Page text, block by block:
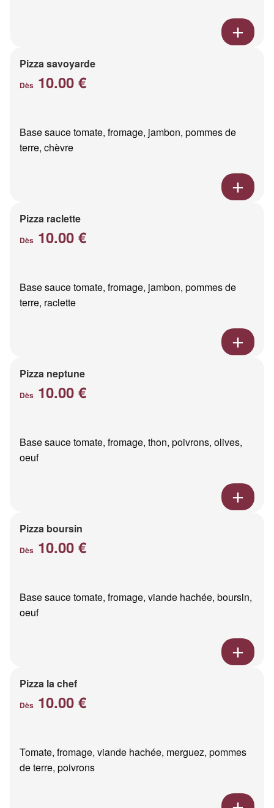
Pizza savoyarde
Dès 10.00 €
Base sauce tomate, fromage, jambon, pommes de
terre, chèvre
Pizza raclette
Dès 10.00 €
Base sauce tomate, fromage, jambon, pommes de
terre, raclette
Pizza neptune
Dès 10.00 €
Base sauce tomate, fromage, thon, poivrons, olives,
oeuf
Pizza boursin
Dès 10.00 €
Base sauce tomate, fromage, viande hachée, boursin,
oeuf
Pizza la chef
Dès 10.00 €
Tomate, fromage, viande hachée, merguez, pommes
de terre, poivrons